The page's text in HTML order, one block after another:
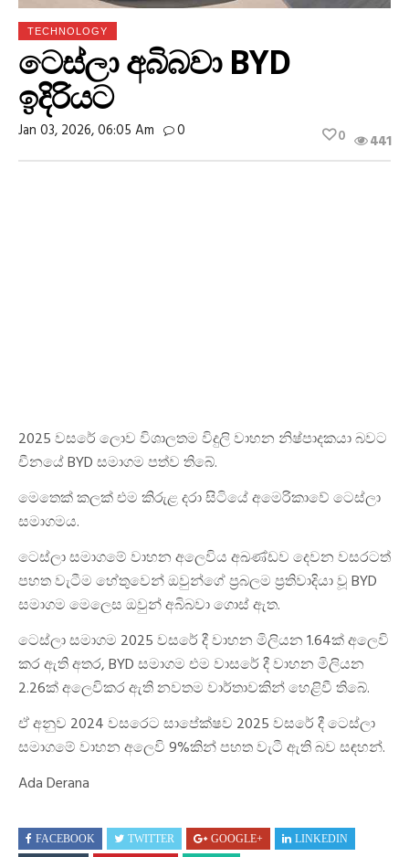
TECHNOLOGY
ටෙස්ලා අබිබවා BYD
ඉදිරියට
Jan 03, 2026, 06:05 Am 0 441
0
2025 වසරේ ලොව විශාලතම විදුලි වාහන නිෂ්පාදකයා බවට
චීනයේ BYD සමාගම පත්ව තිබේ.
මෙතෙක් කලක් එම කිරුළ දරා සිටියේ අමෙරිකාවේ ටෙස්ලා
සමාගමය.
ටෙස්ලා සමාගමේ වාහන අලෙවිය අඛණ්ඩව දෙවන වසරටත්
පහත වැටීම හේතුවෙන් ඔවුන්ගේ ප්‍රබලම ප්‍රතිවාදියා වූ BYD
සමාගම මෙලෙස ඔවුන් අබිබවා ගොස් ඇත.
ටෙස්ලා සමාගම 2025 වසරේ දී වාහන මිලියන 1.64ක් අලෙවි
කර ඇති අතර, BYD සමාගම එම වාසරේ දී වාහන මිලියන
2.26ක් අලෙවිකර ඇති නවතම වාර්තාවකින් හෙළිවී තිබේ.
ඒ අනුව 2024 වසරෙට සාපේක්ෂව 2025 වසරේ දී ටෙස්ලා
සමාගමේ වාහන අලෙවි 9%කින් පහත වැටී ඇති බව සඳහන්.
Ada Derana
FACEBOOK TWITTER GOOGLE+
LINKEDIN